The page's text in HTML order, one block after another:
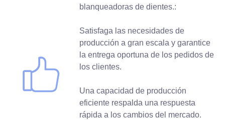
blanqueadoras de dientes.:
Satisfaga las necesidades de
producción a gran escala y garantice
la entrega oportuna de los pedidos de
los clientes.
Una capacidad de producción
eficiente respalda una respuesta
rápida a los cambios del mercado.